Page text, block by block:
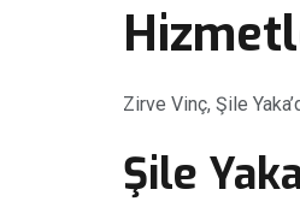
Zirve Vinç, Şile
Şile